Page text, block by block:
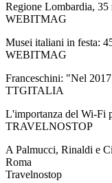
Regione Lombardia,
WEBITMAG
Musei italiani in festa:
WEBITMAG
Franceschini: "Nel
TTGITALIA
L'importanza del Wi-Fi
TRAVELNOSTOP
A Palmucci, Rinaldi e
Roma
Travelnostop